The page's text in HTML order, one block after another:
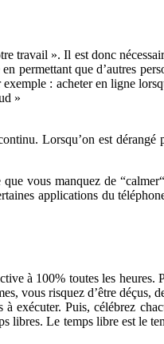
travail ». Il est donc
permettant que d’autres
: acheter en ligne
»
Lorsqu’on est dérangé
vous manquez de
applications du
à 100% toutes les heures.
vous risquez d’être déçus,
exécuter. Puis, célébrez
libres. Le temps libre est le